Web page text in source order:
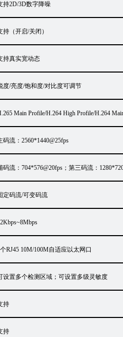
持2D/3D数字降噪
持（开启/关闭）
持真实宽动态
度/亮度/饱和度/对比度可调节
Main Profile/H.264 High Profile/H.264
码流： 2560*1440@25fps
码流：704*576@20fps；第三码流：
定码流/可变码流
Kbps~8Mbps
个RJ45 10M/100M自适应以太网口
设置多个检测区域；可设置多级灵敏度
持
持